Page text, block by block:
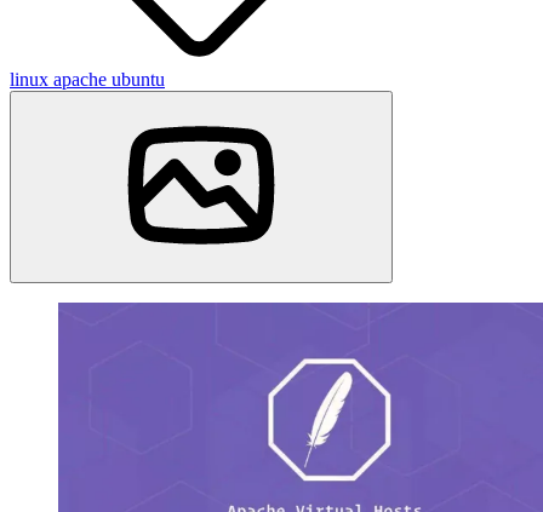
linux apache ubuntu